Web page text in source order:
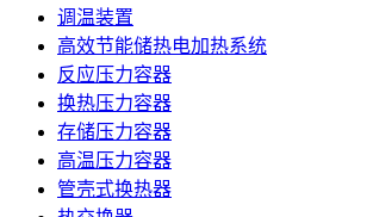
调温装置
高效节能储热电加热系统
反应压力容器
换热压力容器
存储压力容器
高温压力容器
管壳式换热器